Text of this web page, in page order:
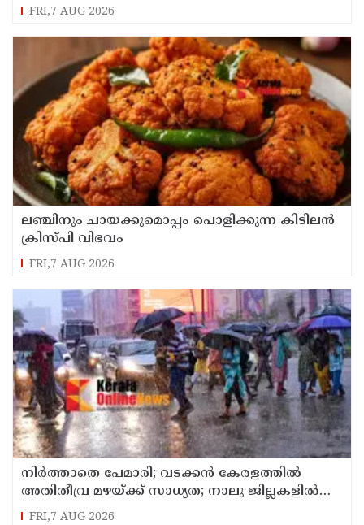
FRI,7 AUG 2026
ലഞ്ചിനും ചായക്കുമൊപ്പം പൊളിക്കുന്ന കിടിലൻ
ക്രിസ്പി വിഭവം
FRI,7 AUG 2026
നിർത്താതെ പേമാരി; വടക്കന്‍ കേരളത്തില്‍
അതിതീവ്ര മഴയ്ക്ക് സാധ്യത; നാലു ജില്ലകളില്‍
റെഡ് അലര്‍ട്ട്
FRI,7 AUG 2026